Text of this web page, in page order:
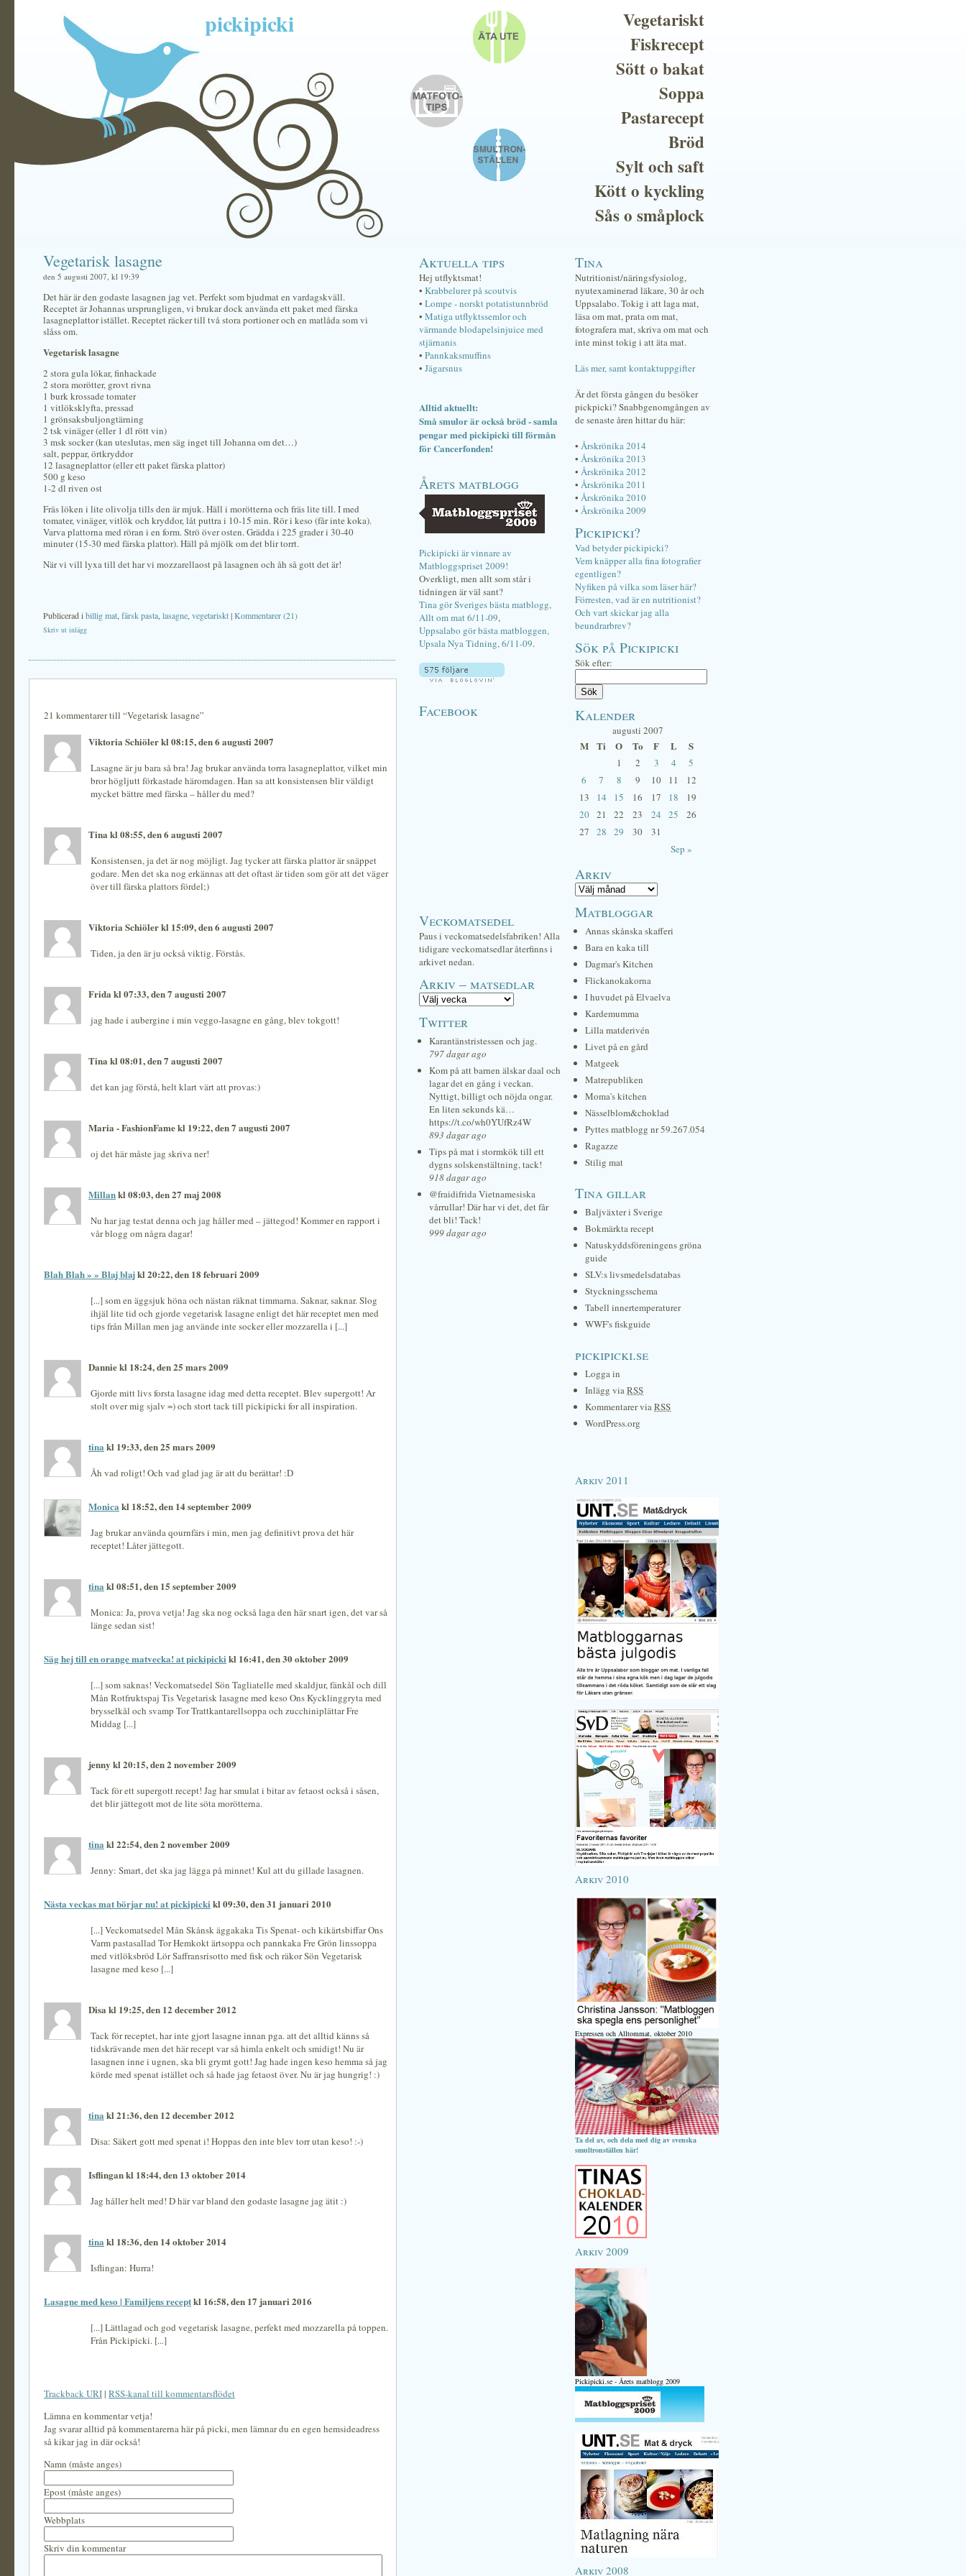
pickipicki
Vegetariskt
Fiskrecept
Sött o bakat
Soppa
Pastarecept
Bröd
Sylt och saft
Kött o kyckling
Sås o småplock
Vegetarisk lasagne
den 5 augusti 2007, kl 19:39
Det här är den godaste lasagnen jag vet. Perfekt som bjudmat en vardagskväll.
Receptet är Johannas ursprungligen, vi brukar dock använda ett paket med färska
lasagneplattor istället. Receptet räcker till två stora portioner och en matlåda som vi
slåss om.
Vegetarisk lasagne
2 stora gula lökar, finhackade
2 stora morötter, grovt rivna
1 burk krossade tomater
1 vitlöksklyfta, pressad
1 grönsaksbuljongtärning
2 tsk vinäger (eller 1 dl rött vin)
3 msk socker (kan uteslutas, men säg inget till Johanna om det…)
salt, peppar, örtkryddor
12 lasagneplattor (eller ett paket färska plattor)
500 g keso
1-2 dl riven ost
Fräs löken i lite olivolja tills den är mjuk. Häll i morötterna och fräs lite till. I med
tomater, vinäger, vitlök och kryddor, låt puttra i 10-15 min. Rör i keso (får inte koka).
Varva plattorna med röran i en form. Strö över osten. Grädda i 225 grader i 30-40
minuter (15-30 med färska plattor). Häll på mjölk om det blir torrt.
När vi vill lyxa till det har vi mozzarellaost på lasagnen och åh så gott det är!
Publicerad ibillig mat färsk pasta lasagne vegetariskt|Kommentarer (21)
Skriv ut inlägg
21 kommentarer till “Vegetarisk lasagne”
Viktoria Schiöler kl 08:15, den 6 augusti 2007
Lasagne är ju bara så bra! Jag brukar använda torra lasagneplattor, vilket min
bror högljutt förkastade häromdagen. Han sa att konsistensen blir väldigt
mycket bättre med färska – håller du med?
Tina kl 08:55, den 6 augusti 2007
Konsistensen, ja det är nog möjligt. Jag tycker att färska plattor är snäppet
godare. Men det ska nog erkännas att det oftast är tiden som gör att det väger
över till färska plattors fördel;)
Viktoria Schiöler kl 15:09, den 6 augusti 2007
Tiden, ja den är ju också viktig. Förstås.
Frida kl 07:33, den 7 augusti 2007
jag hade i aubergine i min veggo-lasagne en gång, blev tokgott!
Tina kl 08:01, den 7 augusti 2007
det kan jag förstå, helt klart värt att provas:)
Maria - FashionFame kl 19:22, den 7 augusti 2007
oj det här måste jag skriva ner!
Millankl 08:03, den 27 maj 2008
Nu har jag testat denna och jag håller med – jättegod! Kommer en rapport i
vår blogg om några dagar!
Blah Blah » » Blaj blajkl 20:22, den 18 februari 2009
[...] som en äggsjuk höna och nästan räknat timmarna. Saknar, saknar. Slog
ihjäl lite tid och gjorde vegetarisk lasagne enligt det här receptet men med
tips från Millan men jag använde inte socker eller mozzarella i [...]
Dannie kl 18:24, den 25 mars 2009
Gjorde mitt livs forsta lasagne idag med detta receptet. Blev supergott! Ar
stolt over mig sjalv =) och stort tack till pickipicki for all inspiration.
tina kl 19:33, den 25 mars 2009
Åh vad roligt! Och vad glad jag är att du berättar! :D
Monica kl 18:52, den 14 september 2009
Jag brukar använda qournfärs i min, men jag definitivt prova det här
receptet! Låter jättegott.
tina kl 08:51, den 15 september 2009
Monica: Ja, prova vetja! Jag ska nog också laga den här snart igen, det var så
länge sedan sist!
Säg hej till en orange matvecka! at pickipicki kl 16:41, den 30 oktober 2009
[...] som saknas! Veckomatsedel Sön Tagliatelle med skaldjur, fänkål och dill
Mån Rotfruktspaj Tis Vegetarisk lasagne med keso Ons Kycklinggryta med
brysselkål och svamp Tor Trattkantarellsoppa och zucchiniplättar Fre
Middag [...]
jenny kl 20:15, den 2 november 2009
Tack för ett supergott recept! Jag har smulat i bitar av fetaost också i såsen,
det blir jättegott mot de lite söta morötterna.
tina kl 22:54, den 2 november 2009
Jenny: Smart, det ska jag lägga på minnet! Kul att du gillade lasagnen.
Nästa veckas mat börjar nu! at pickipicki kl 09:30, den 31 januari 2010
[...] Veckomatsedel Mån Skånsk äggakaka Tis Spenat- och kikärtsbiffar Ons
Varm pastasallad Tor Hemkokt ärtsoppa och pannkaka Fre Grön linssoppa
med vitlöksbröd Lör Saffransrisotto med fisk och räkor Sön Vegetarisk
lasagne med keso [...]
Disa kl 19:25, den 12 december 2012
Tack för receptet, har inte gjort lasagne innan pga. att det alltid känns så
tidskrävande men det här recept var så himla enkelt och smidigt! Nu är
lasagnen inne i ugnen, ska bli grymt gott! Jag hade ingen keso hemma så jag
körde med spenat istället och så hade jag fetaost över. Nu är jag hungrig! :)
tina kl 21:36, den 12 december 2012
Disa: Säkert gott med spenat i! Hoppas den inte blev torr utan keso! :-)
Isflingan kl 18:44, den 13 oktober 2014
Jag håller helt med! D här var bland den godaste lasagne jag ätit :)
tina kl 18:36, den 14 oktober 2014
Isflingan: Hurra!
Lasagne med keso | Familjens receptkl 16:58, den 17 januari 2016
[...] Lättlagad och god vegetarisk lasagne, perfekt med mozzarella på toppen.
Från Pickipicki. [...]
Trackback URI| RSS-kanal till kommentarsflödet
Lämna en kommentar vetja!
Jag svarar alltid på kommentarerna här på picki, men lämnar du en egen hemsideadress
så kikar jag in där också!
Namn (måste anges)
Epost (måste anges)
Webbplats
Skriv din kommentar
Aktuella tips
Hej utflyktsmat!
• Krabbelurer på scoutvis
• Lompe - norskt potatistunnbröd
• Matiga utflyktssemlor och
värmande blodapelsinjuice med
stjärnanis
• Pannkaksmuffins
• Jägarsnus
Alltid aktuellt:
Små smulor är också bröd - samla
pengar med pickipicki till förmån
för Cancerfonden!
Årets matblogg
Pickipicki är vinnare av
Matbloggspriset 2009!
Overkligt, men allt som står i
tidningen är väl sant?
Tina gör Sveriges bästa matblogg,
Allt om mat 6/11-09,
Uppsalabo gör bästa matbloggen,
Upsala Nya Tidning, 6/11-09.
Facebook
Veckomatsedel
Paus i veckomatsedelsfabriken! Alla
tidigare veckomatsedlar återfinns i
arkivet nedan.
Arkiv – matsedlar
Twitter
Karantänstristessen och jag.
797 dagar ago
Kom på att barnen älskar daal och
lagar det en gång i veckan.
Nyttigt, billigt och nöjda ongar.
En liten sekunds kä…
https://t.co/wh0YUfRz4W
893 dagar ago
Tips på mat i stormkök till ett
dygns solskenstältning, tack!
918 dagar ago
@fraidifrida Vietnamesiska
vårrullar! Där har vi det, det får
det bli! Tack!
999 dagar ago
Tina
Nutritionist/näringsfysiolog,
nyutexaminerad läkare, 30 år och
Uppsalabo. Tokig i att laga mat,
läsa om mat, prata om mat,
fotografera mat, skriva om mat och
inte minst tokig i att äta mat.
Läs mer, samt kontaktuppgifter
Är det första gången du besöker
pickpicki? Snabbgenomgången av
de senaste åren hittar du här:
• Årskrönika 2014
• Årskrönika 2013
• Årskrönika 2012
• Årskrönika 2011
• Årskrönika 2010
• Årskrönika 2009
Pickipicki?
Vad betyder pickipicki?
Vem knäpper alla fina fotografier
egentligen?
Nyfiken på vilka som läser här?
Förresten, vad är en nutritionist?
Och vart skickar jag alla
beundrarbrev?
Sök på Pickipicki
Sök efter:
Kalender
augusti 2007
M Ti O To F L S
Sep »
1 2 3 4
5
6
7 8 9 10 11
12
13
14 15 16 17 18
19
20 21 22 23 24 25
26
27
28 29 30 31
Arkiv
Matbloggar
Annas skånska skafferi
Bara en kaka till
Dagmar's Kitchen
Flickanokakorna
I huvudet på Elvaelva
Kardemumma
Lilla matderivén
Livet på en gård
Matgeek
Matrepubliken
Moma's kitchen
Nässelblom&choklad
Pyttes matblogg nr 59.267.054
Ragazze
Stilig mat
Tina gillar
Baljväxter i Sverige
Bokmärkta recept
Natuskyddsföreningens gröna
guide
SLV:s livsmedelsdatabas
Styckningsschema
Tabell innertemperaturer
WWF's fiskguide
pickipicki.se
Logga in
Inlägg viaRSS
Kommentarer viaRSS
WordPress.org
Arkiv 2011
Arkiv 2010
Expressen och Alltommat, oktober 2010
Ta del av, och dela med dig av svenska
smultronställen här!
Arkiv 2009
Pickipicki.se - Årets matblogg 2009
Arkiv 2008